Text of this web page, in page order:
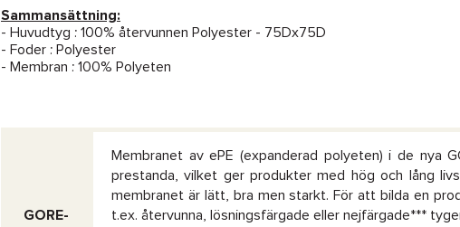
Sammansättning:
- Huvudtyg : 100% återvunnen Polyester - 75Dx75D
- Foder : Polyester
- Membran : 100% Polyeten
GORE-
Membranet av ePE (expanderad polyeten) i de nya
prestanda, vilket ger produkter med hög och lång
membranet är lätt, bra men starkt. För att bilda en
t.ex. återvunna, lösningsfärgade eller nejfärgade***